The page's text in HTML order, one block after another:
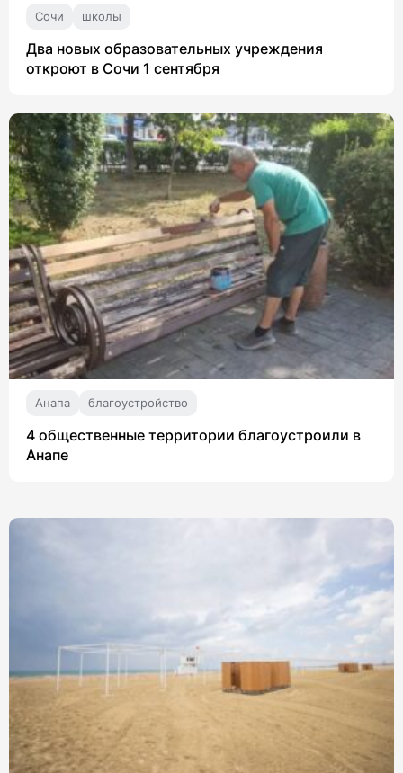
Сочи школы
Два новых образовательных учреждения
откроют в Сочи 1 сентября
Анапа благоустройство
4 общественные территории благоустроили в
Анапе